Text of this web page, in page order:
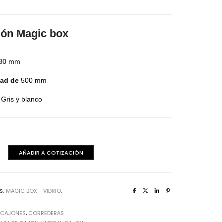
Italiana
Magic box
mm
de 500 mm
Gris y blanco
AÑADIR A COTIZACIÓN
MAGIC BOX - VIDRIO,
CAJONES, CORREDERAS